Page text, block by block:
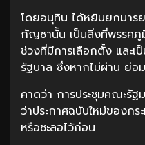
โดยอนุทิน ได้หยิบยกมาร
กัญชานั้น เป็นสิ่งที่พรรคภูมิ
ช่วงที่มีการเลือกตั้ง และเ
รัฐบาล ซึ่งหากไม่ผ่าน ย่อ
คาดว่า การประชุมคณะรัฐ
ว่าประกาศฉบับใหม่ของก
หรือชะลอไว้ก่อน